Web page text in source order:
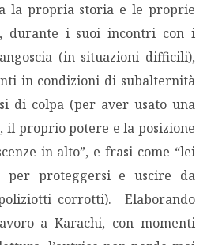
la propria storia e le proprie
durante i suoi incontri con i
(in situazioni difficili),
in condizioni di subalternità
di colpa (per aver usato una
il proprio potere e la posizione
in alto”, e frasi come “lei
per proteggersi e uscire da
corrotti). Elaborando
a Karachi, con momenti